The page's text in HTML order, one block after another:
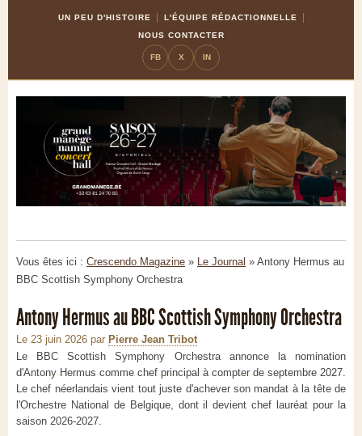
UN PEU D'HISTOIRE
L'ÉQUIPE RÉDACTIONNELLE
NOUS CONTACTER
FB X IN
Vous êtes ici : Crescendo Magazine » Le Journal » Antony Hermus au
BBC Scottish Symphony Orchestra
Antony Hermus au BBC Scottish Symphony Orchestra
Le 23 juin 2026 par Pierre Jean Tribot
Le BBC Scottish Symphony Orchestra annonce la nomination
d'Antony Hermus comme chef principal à compter de septembre 2027.
Le chef néerlandais vient tout juste d'achever son mandat à la tête de
l'Orchestre National de Belgique, dont il devient chef lauréat pour la
saison 2026-2027.